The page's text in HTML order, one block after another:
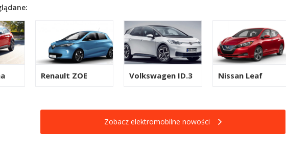
Renault ZOE Volkswagen ID.3 Nissan Leaf
Zobacz elektromobilne nowości